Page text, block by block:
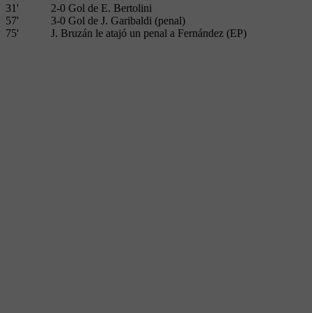
31'
2-0 Gol de E. Bertolini
57'
3-0 Gol de J. Garibaldi (penal)
75'
J. Bruzán le atajó un penal a Fernández (EP)